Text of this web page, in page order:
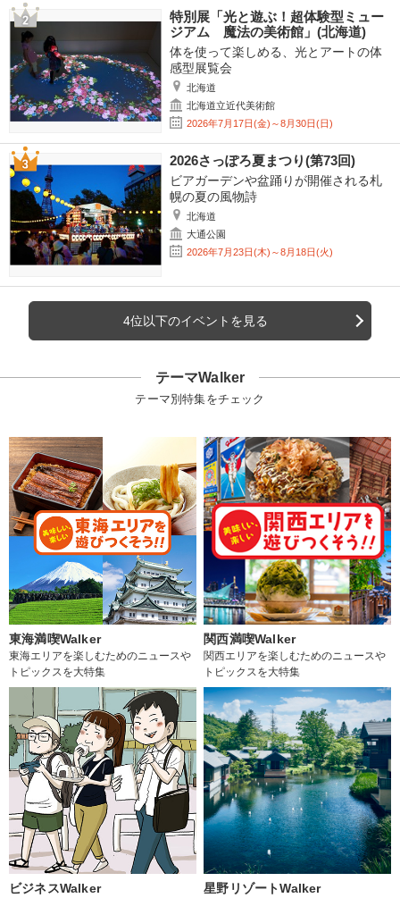
特別展「光と遊ぶ！超体験型ミュー
ジアム 魔法の美術館」(北海道)
体を使って楽しめる、光とアートの体
感型展覧会
北海道
北海道立近代美術館
2026年7月17日(金)～8月30日(日)
2026さっぽろ夏まつり(第73回)
ビアガーデンや盆踊りが開催される札
幌の夏の風物詩
北海道
大通公園
2026年7月23日(木)～8月18日(火)
4位以下のイベントを見る
テーマWalker
テーマ別特集をチェック
東海満喫Walker
東海エリアを楽しむためのニュースや
トピックスを大特集
関西満喫Walker
関西エリアを楽しむためのニュースや
トピックスを大特集
ビジネスWalker 星野リゾートWalker